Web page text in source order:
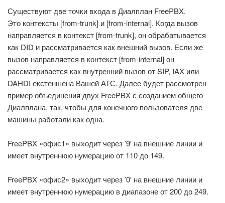
Существуют две точки входа в Диалплан FreePBX.
Это контексты [from-trunk] и [from-internal]. Когда вызов
направляется в контекст [from-trunk], он обрабатывается
как DID и рассматривается как внешний вызов. Если же
вызов направляется в контекст [from-internal] он
рассматривается как внутренний вызов от SIP, IAX или
DAHDI екстеншена Вашей АТС. Далее будет рассмотрен
пример объединения двух FreePBX с созданием общего
Диалплана, так, чтобы для конечного пользователя две
машины работали как одна.
FreePBX «офис1» выходит через ’9′ на внешние линии и
имеет внутреннюю нумерацию от 110 до 149.
FreePBX «офис2» выходит через ’0′ на внешние линии и
имеет внутреннюю нумерацию в диапазоне от 200 до 249.